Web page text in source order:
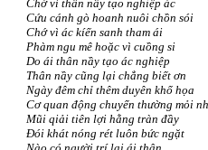
Chớ vì thân nầy tạo nghiệp ác
Cứu cánh gò hoanh nuôi chồn sói
Chớ vì ác kíến sanh tham ái
Phàm ngu mê hoặc vì cuồng si
Do ái thân nầy tạo ác nghiệp
Thân nầy cũng lại chẳng biết ơn
Ngày đêm chỉ thêm duyên khổ họa
Cơ quan động chuyển thường mỏi
Mũi qiải tiên lợi hằng tràn đầy
Ðói khát nóng rét luôn bức ngặt